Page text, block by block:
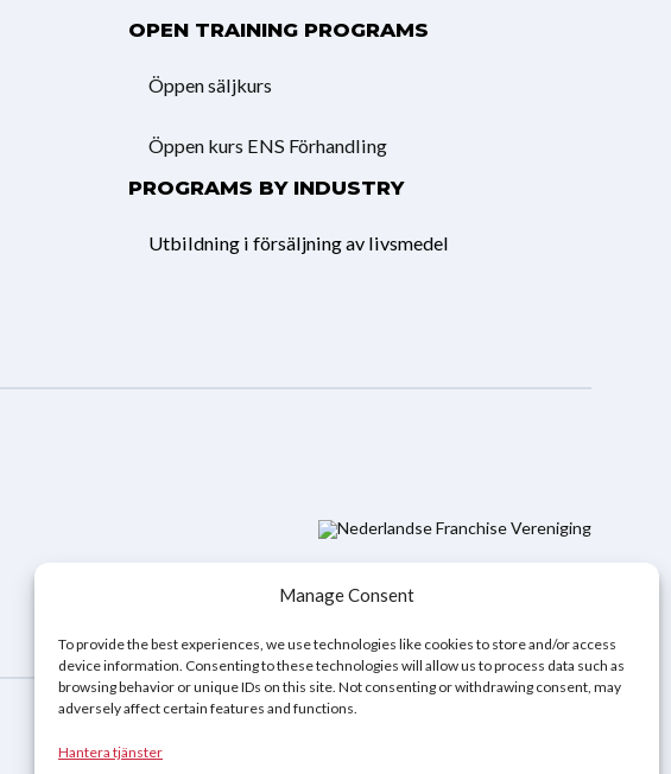
Manage Consent
To provide the best experiences, we use technologies like cookies to store and/or access
device information. Consenting to these technologies will allow us to process data such as
browsing behavior or unique IDs on this site. Not consenting or withdrawing consent, may
adversely affect certain features and functions.
Hantera tjänster
OPEN TRAINING PROGRAMS
Öppen säljkurs
Öppen kurs ENS Förhandling
PROGRAMS BY INDUSTRY
Utbildning i försäljning av livsmedel